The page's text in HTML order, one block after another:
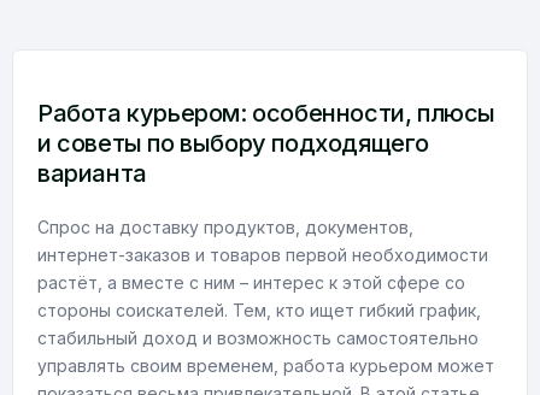
Работа курьером: особенности, плюсы
и советы по выбору подходящего
варианта
Спрос на доставку продуктов, документов,
интернет-заказов и товаров первой необходимости
растёт, а вместе с ним – интерес к этой сфере со
стороны соискателей. Тем, кто ищет гибкий график,
стабильный доход и возможность самостоятельно
управлять своим временем, работа курьером может